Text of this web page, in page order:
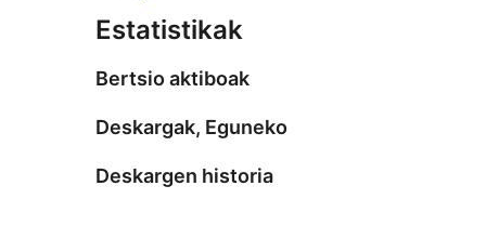
Estatistikak
Bertsio aktiboak
Deskargak, Eguneko
Deskargen historia